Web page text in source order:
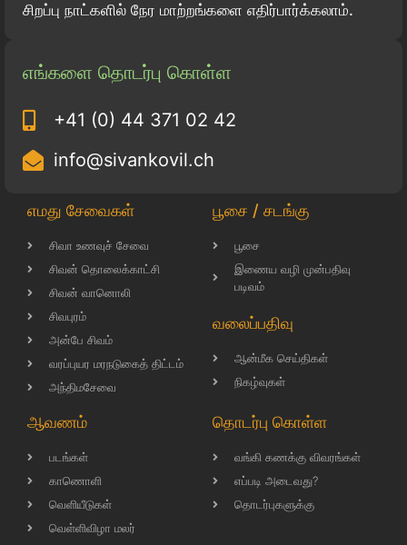
சிறப்பு நாட்களில் நேர மாற்றங்களை எதிர்பார்க்கலாம்.
எங்களை தொடர்பு கொள்ள
+41 (0) 44 371 02 42
info@sivankovil.ch
எமது சேவைகள்
சிவா உணவுச் சேவை
சிவன் தொலைக்காட்சி
சிவன் வானொலி
சிவபுரம்
அன்பே சிவம்
வரப்புயர மரநடுகைத் திட்டம்
அந்திமசேவை
பூசை / சடங்கு
பூசை
இணைய வழி முன்பதிவு
படிவம்
வலைப்பதிவு
ஆன்மீக செய்திகள்
நிகழ்வுகள்
ஆவணம்
படங்கள்
காணொளி
வெளியீடுகள்
வெள்ளிவிழா மலர்
தொடர்பு கொள்ள
வங்கி கணக்கு விவரங்கள்
எப்படி அடைவது?
தொடர்புகளுக்கு